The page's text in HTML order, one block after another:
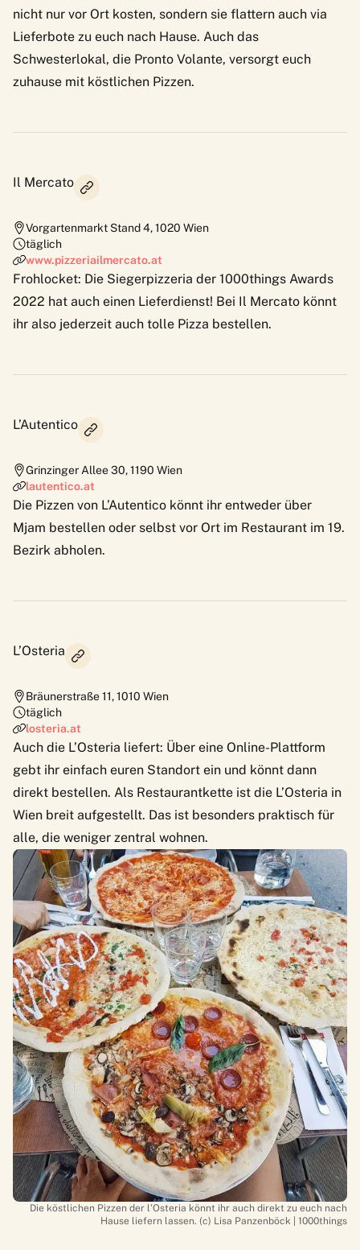
nicht nur vor Ort kosten, sondern sie flattern auch via
Lieferbote zu euch nach Hause. Auch das
Schwesterlokal, die Pronto Volante, versorgt euch
zuhause mit köstlichen Pizzen.
Il Mercato
Vorgartenmarkt Stand 4,1020 Wien
täglich
www.pizzeriailmercato.at
Frohlocket: Die Siegerpizzeria der 1000things Awards
2022 hat auch einen Lieferdienst! Bei Il Mercato könnt
ihr also jederzeit auch tolle Pizza bestellen.
L’Autentico
Grinzinger Allee 30,1190 Wien
lautentico.at
Die Pizzen von L’Autentico könnt ihr entweder über
Mjam bestellen oder selbst vor Ort im Restaurant im 19.
Bezirk abholen.
L’Osteria
Bräunerstraße 11,1010 Wien
täglich
losteria.at
Auch die L’Osteria liefert: Über eine Online-Plattform
gebt ihr einfach euren Standort ein und könnt dann
direkt bestellen. Als Restaurantkette ist die L’Osteria in
Wien breit aufgestellt. Das ist besonders praktisch für
alle, die weniger zentral wohnen.
Die köstlichen Pizzen der l’Osteria könnt ihr auch direkt zu euch nach
Hause liefern lassen. (c) Lisa Panzenböck | 1000things